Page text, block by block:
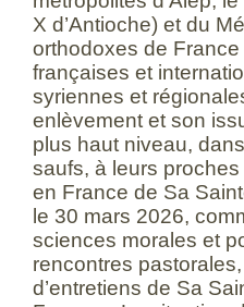
X d’Antioche) et du
orthodoxes de
françaises et
syriennes et
enlèvement et son
plus haut niveau,
saufs, à leurs
en France de Sa
le 30 mars 2026,
sciences morales et
rencontres
d’entretiens de Sa